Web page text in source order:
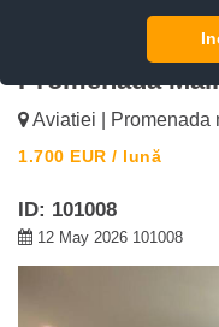
Aviatiei Tower,
Promenada
Aviatiei | Promenada
1.700 EUR / lună
ID: 101008
12 May 2026 101008